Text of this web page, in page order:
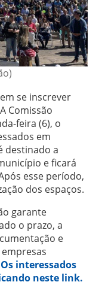
se inscrever
Comissão
feira (6), o
em
destinado a
e ficará
esse período,
dos espaços.
garante
o prazo, a
e
Os interessados
neste link.